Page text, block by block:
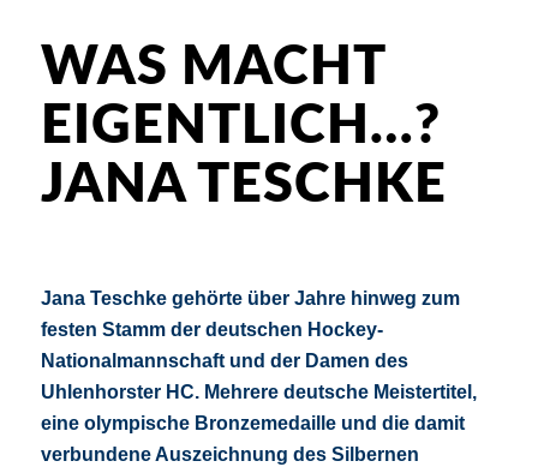
WAS MACHT
EIGENTLICH…?
JANA TESCHKE
Jana Teschke gehörte über Jahre hinweg zum
festen Stamm der deutschen Hockey-
Nationalmannschaft und der Damen des
Uhlenhorster HC. Mehrere deutsche Meistertitel,
eine olympische Bronzemedaille und die damit
verbundene Auszeichnung des Silbernen